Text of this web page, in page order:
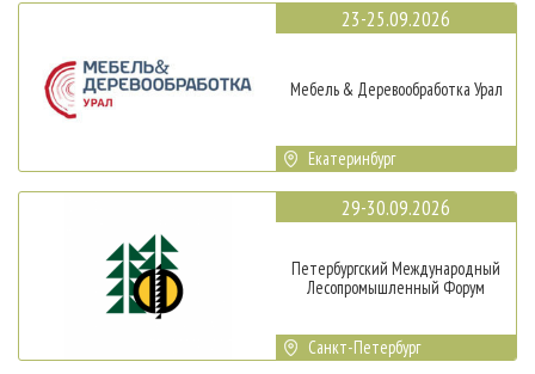
23-25.09.2026
Мебель & Деревообработка Урал
Екатеринбург
29-30.09.2026
Петербургский Международный
Лесопромышленный Форум
Санкт-Петербург